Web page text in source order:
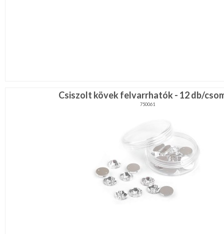
Csiszolt kövek felvarrhatók - 12 db/
750061